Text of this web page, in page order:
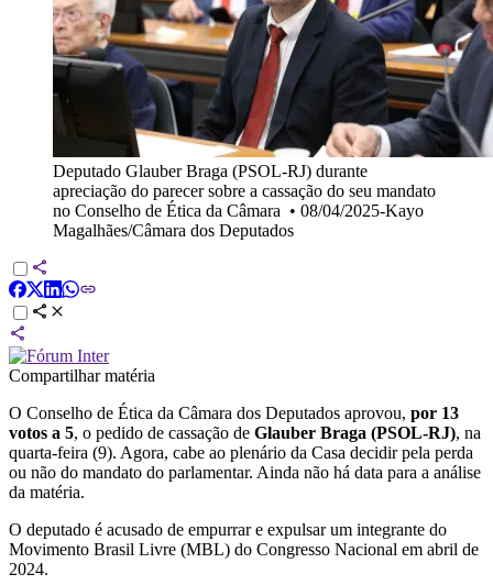
Deputado Glauber Braga (PSOL-RJ) durante
apreciação do parecer sobre a cassação do seu mandato
no Conselho de Ética da Câmara • 08/04/2025-Kayo
Magalhães/Câmara dos Deputados
Compartilhar matéria
O Conselho de Ética da Câmara dos Deputados aprovou, por 13
votos a 5, o pedido de cassação de Glauber Braga (PSOL-RJ), na
quarta-feira (9). Agora, cabe ao plenário da Casa decidir pela perda
ou não do mandato do parlamentar. Ainda não há data para a análise
da matéria.
O deputado é acusado de empurrar e expulsar um integrante do
Movimento Brasil Livre (MBL) do Congresso Nacional em abril de
2024.